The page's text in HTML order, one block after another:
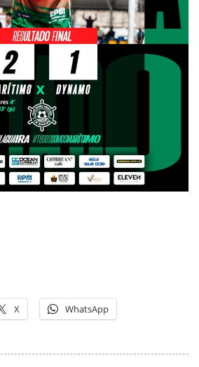
X WhatsApp